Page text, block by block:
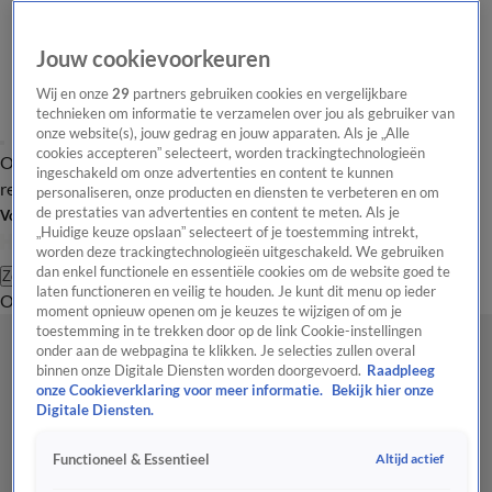
Overzicht Laatste nieuws Regionieuws Het beste van Hart
Tip de
redactie
Volg Hart van Nederland
Zoeken
OverzichtRegioUitzendingenWeerTip de redactiePanelVideo's
Jouw cookievoorkeuren
Wij en onze29 partners gebruiken cookies en vergelijkbare
technieken om informatie te verzamelen over jou als gebruiker van
onze website(s), jouw gedrag en jouw apparaten. Als je „Alle
cookies accepteren” selecteert, worden trackingtechnologieën
ingeschakeld om onze advertenties en content te kunnen
personaliseren, onze producten en diensten te verbeteren en om
de prestaties van advertenties en content te meten. Als je
„Huidige keuze opslaan” selecteert of je toestemming intrekt,
worden deze trackingtechnologieën uitgeschakeld. We gebruiken
dan enkel functionele en essentiële cookies om de website goed te
laten functioneren en veilig te houden. Je kunt dit menu op ieder
moment opnieuw openen om je keuzes te wijzigen of om je
toestemming in te trekken door op de link Cookie-instellingen
onder aan de webpagina te klikken. Je selecties zullen overal
binnen onze Digitale Diensten worden doorgevoerd. Raadpleeg
onze Cookieverklaring voor meer informatie.
Bekijk hier onze
Digitale Diensten.
Functioneel & Essentieel Altijd actief